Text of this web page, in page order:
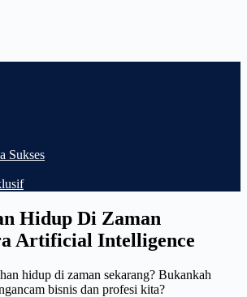
Sukses
Hidup Di Zaman
Artificial Intelligence
hidup di zaman sekarang? Bukankah
bisnis dan profesi kita?